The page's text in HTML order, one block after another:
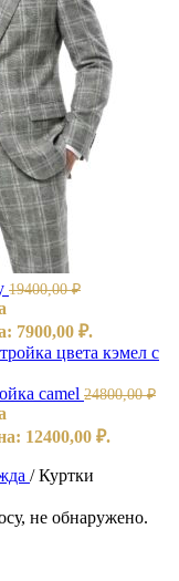
19400,00₽
7900,00 ₽.
camel 24800,00₽
12400,00 ₽.
/ Куртки
не обнаружено.